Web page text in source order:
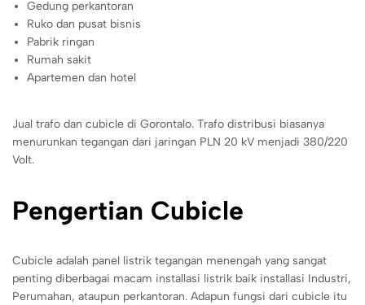
Gedung perkantoran
Ruko dan pusat bisnis
Pabrik ringan
Rumah sakit
Apartemen dan hotel
Jual trafo dan cubicle di Gorontalo. Trafo distribusi biasanya
menurunkan tegangan dari jaringan PLN 20 kV menjadi 380/220
Volt.
Pengertian Cubicle
Cubicle adalah panel listrik tegangan menengah yang sangat
penting diberbagai macam installasi listrik baik installasi Industri,
Perumahan, ataupun perkantoran. Adapun fungsi dari cubicle itu